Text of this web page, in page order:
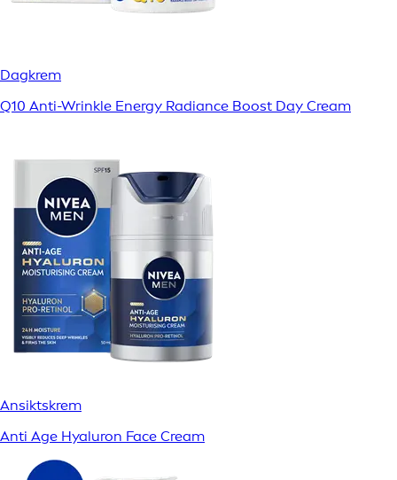
Dagkrem
Q10 Anti-Wrinkle Energy Radiance Boost Day Cream
Ansiktskrem
Anti Age Hyaluron Face Cream